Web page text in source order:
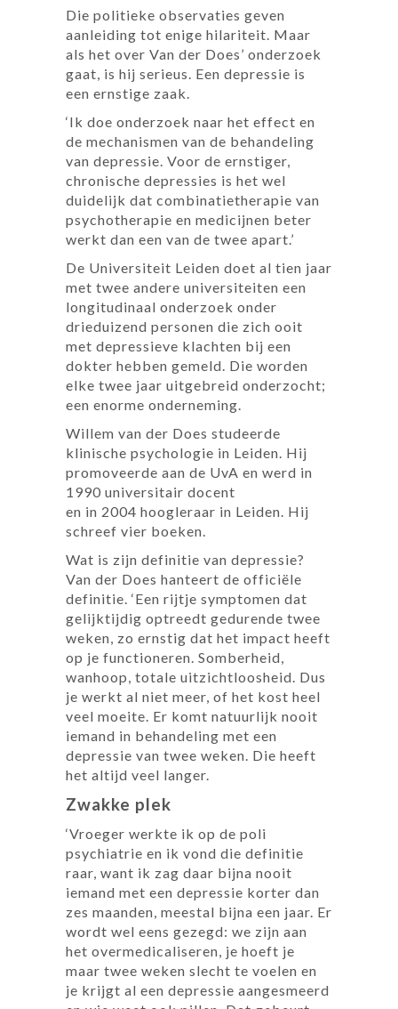
Die politieke observaties geven
aanleiding tot enige hilariteit. Maar
als het over Van der Does’ onderzoek
gaat, is hij se­rieus. Een depressie is
een ernstige zaak.
‘Ik doe onderzoek naar het effect en
de mechanismen van de behandeling
van depressie. Voor de ernstiger,
chronische depressies is het wel
duidelijk dat combinatietherapie van
psychotherapie en medicijnen beter
werkt dan een van de twee apart.’
De Universiteit Leiden doet al tien jaar
met twee andere universiteiten een
longitudinaal onderzoek onder
drieduizend personen die zich ooit
met depressieve klachten bij een
dokter hebben gemeld. Die worden
elke twee jaar uitgebreid onderzocht;
een enorme onderneming.
Willem van der Does studeerde
klinische psychologie in Leiden. Hij
promoveerde aan de UvA en werd in
1990 universitair docent
en in 2004 hoogleraar in Leiden. Hij
schreef vier boeken.
Wat is zijn definitie van depressie?
Van der Does hanteert de officiële
definitie. ‘Een rijtje symptomen dat
gelijktijdig optreedt gedurende twee
weken, zo ernstig dat het impact heeft
op je functioneren. Somberheid,
wanhoop, totale uitzichtloosheid. Dus
je werkt al niet meer, of het kost heel
veel moeite. Er komt natuurlijk nooit
iemand in behandeling met een
depressie van twee weken. Die heeft
het altijd veel langer.
Zwakke plek
‘Vroeger werkte ik op de poli
psychiatrie en ik vond die definitie
raar, want ik zag daar bijna nooit
iemand met een depressie korter dan
zes maanden, meestal bijna een jaar. Er
wordt wel eens gezegd: we zijn aan
het overmedicaliseren, je hoeft je
maar twee weken slecht te voelen en
je krijgt al een depressie aangesmeerd